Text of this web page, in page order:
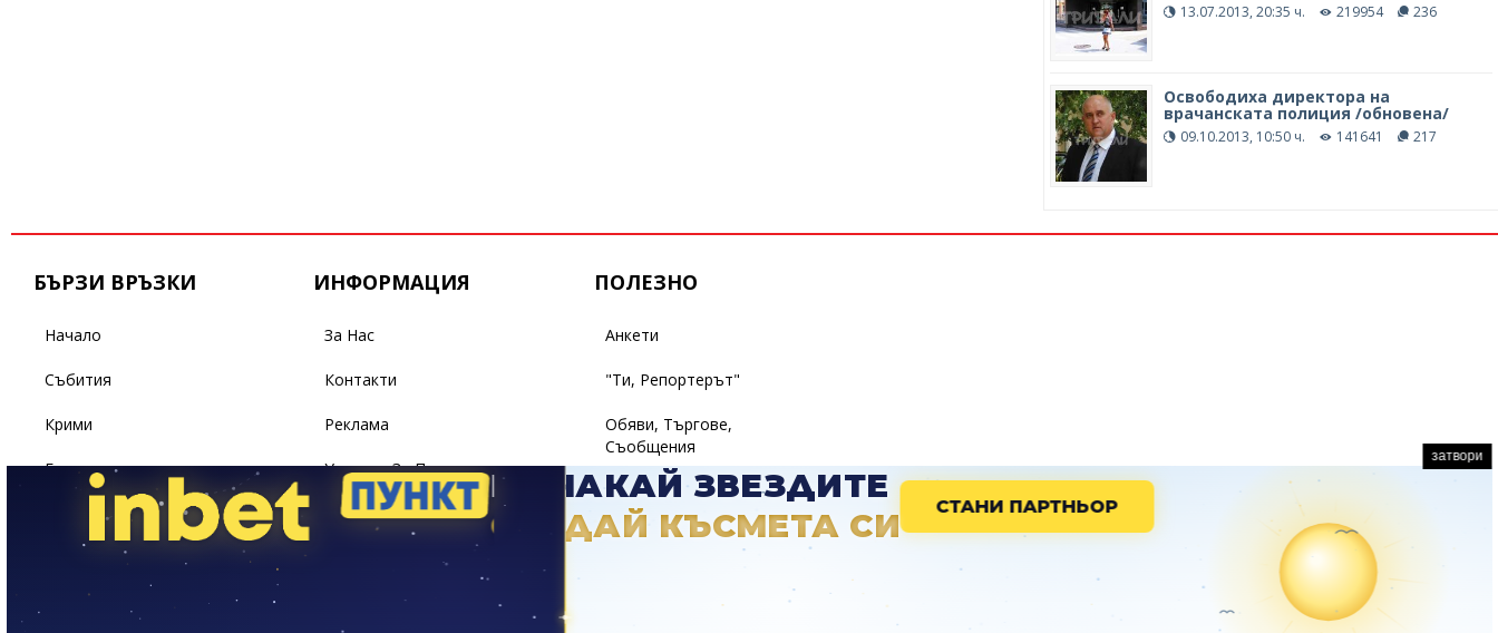
13.07.2013, 20:35 ч. 219954 236
Освободиха директора на
врачанската полиция /обновена/
09.10.2013, 10:50 ч. 141641 217
БЪРЗИ ВРЪЗКИ
Начало
Събития
Крими
Бизнес
Политика
Светът
ИНФОРМАЦИЯ
За Нас
Контакти
Реклама
Условия За Ползване
Поверителност
ПОЛЕЗНО
Анкети
"Ти, Репортерът"
Обяви, Търгове,
Съобщения
затвори